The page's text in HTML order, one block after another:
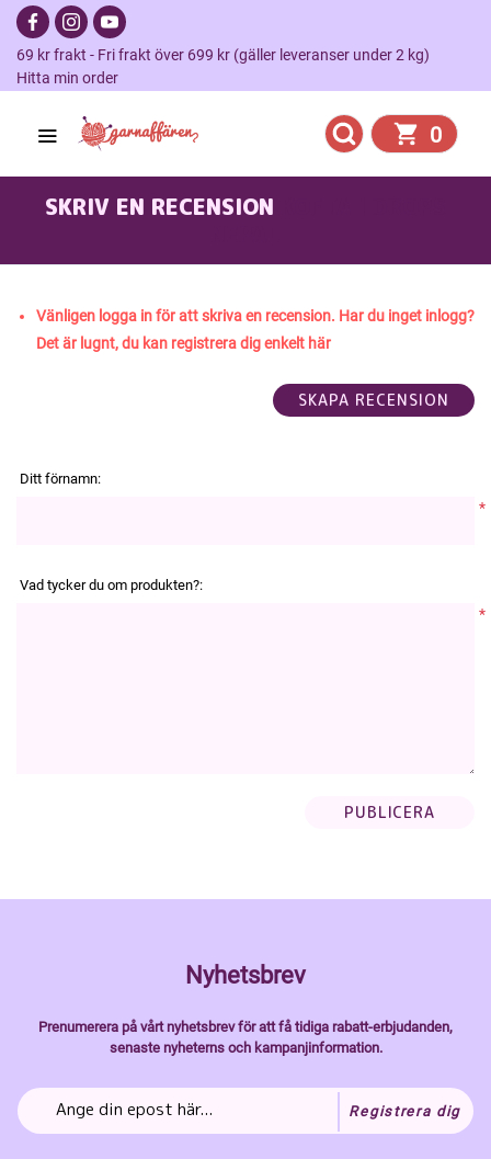
69 kr frakt - Fri frakt över 699 kr (gäller leveranser under 2 kg)
Hitta min order
0
SKRIV EN RECENSION
Vänligen logga in för att skriva en recension. Har du inget inlogg?
Det är lugnt, du kan registrera dig enkelt här
Ditt förnamn:
*
Vad tycker du om produkten?:
*
Nyhetsbrev
Prenumerera på vårt nyhetsbrev för att få tidiga rabatt-erbjudanden,
senaste nyheterns och kampanjinformation.
Registrera dig